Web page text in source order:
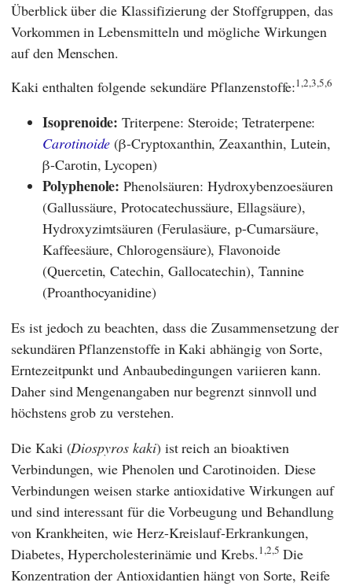
Überblick über die Klassifizierung der Stoffgruppen, das
Vorkommen in Lebensmitteln und mögliche Wirkungen
auf den Menschen.
Kaki enthalten folgende sekundäre Pflanzenstoffe:1,2,3,5,6
Isoprenoide: Triterpene: Steroide; Tetraterpene:
Carotinoide (β-Cryptoxanthin, Zeaxanthin, Lutein,
β-Carotin, Lycopen)
Polyphenole:Phenolsäuren: Hydroxybenzoesäuren
(Gallussäure, Protocatechussäure, Ellagsäure),
Hydroxyzimtsäuren (Ferulasäure, p-Cumarsäure,
Kaffeesäure, Chlorogensäure), Flavonoide
(Quercetin, Catechin, Gallocatechin), Tannine
(Proanthocyanidine)
Es ist jedoch zu beachten, dass die Zusammensetzung der
sekundären Pflanzenstoffe in Kaki abhängig von Sorte,
Erntezeitpunkt und Anbaubedingungen variieren kann.
Daher sind Mengenangaben nur begrenzt sinnvoll und
höchstens grob zu verstehen.
Die Kaki (Diospyros kaki) ist reich an bioaktiven
Verbindungen, wie Phenolen und Carotinoiden. Diese
Verbindungen weisen starke antioxidative Wirkungen auf
und sind interessant für die Vorbeugung und Behandlung
von Krankheiten, wie Herz-Kreislauf-Erkrankungen,
Diabetes, Hypercholesterinämie und Krebs.1,2,5 Die
Konzentration der Antioxidantien hängt von Sorte, Reife